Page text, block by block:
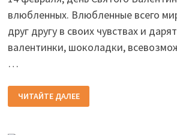
влюбленных. Влюбленные всего
друг другу в своих чувствах и
валентинки, шоколадки,
…
ЛУЧШИЕ
ДЕСЕРТЫ
НА
ЧИТАЙТЕ ДАЛЕЕ